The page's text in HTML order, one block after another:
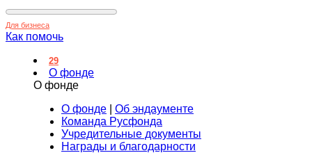
Для бизнеса
Как помочь
29
О фонде
О фонде
О фонде
Об эндаументе
Команда Русфонда
Учредительные документы
Награды и благодарности